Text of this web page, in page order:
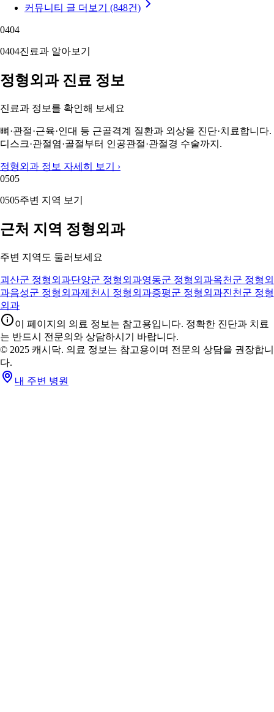
커뮤니티 글 더보기 (848건)
0404
0404진료과 알아보기
정형외과 진료 정보
진료과 정보를 확인해 보세요
뼈·관절·근육·인대 등 근골격계 질환과 외상을 진단·치료합니다.
디스크·관절염·골절부터 인공관절·관절경 수술까지.
정형외과 정보 자세히 보기 ›
0505
0505주변 지역 보기
근처 지역 정형외과
주변 지역도 둘러보세요
괴산군 정형외과단양군 정형외과영동군 정형외과옥천군 정형외
과음성군 정형외과제천시 정형외과증평군 정형외과진천군 정형
외과
이 페이지의 의료 정보는 참고용입니다. 정확한 진단과 치료
는 반드시 전문의와 상담하시기 바랍니다.
© 2025 캐시닥. 의료 정보는 참고용이며 전문의 상담을 권장합니
다.
내 주변 병원